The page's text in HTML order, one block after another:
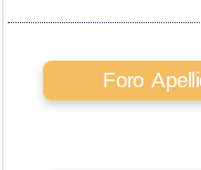
Foro